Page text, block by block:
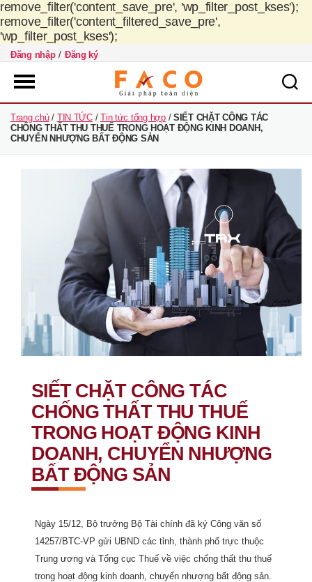
remove_filter('content_save_pre', 'wp_filter_post_kses');
remove_filter('content_filtered_save_pre',
'wp_filter_post_kses');
Đăng nhập / Đăng ký
FACO
Việt
Nam
Trang chủ/ TIN TỨC/Tin tức tổng hợp/ SIẾT CHẶT CÔNG TÁC
CHỐNG THẤT THU THUẾ TRONG HOẠT ĐỘNG KINH DOANH,
CHUYỂN NHƯỢNG BẤT ĐỘNG SẢN
SIẾT CHẶT CÔNG TÁC
CHỐNG THẤT THU THUẾ
TRONG HOẠT ĐỘNG KINH
DOANH, CHUYỂN NHƯỢNG
BẤT ĐỘNG SẢN
Ngày 15/12, Bộ trưởng Bộ Tài chính đã ký Công văn số
14257/BTC-VP gửi UBND các tỉnh, thành phố trực thuộc
Trung ương và Tổng cục Thuế về việc chống thất thu thuế
trong hoạt động kinh doanh, chuyển nhượng bất động sản.